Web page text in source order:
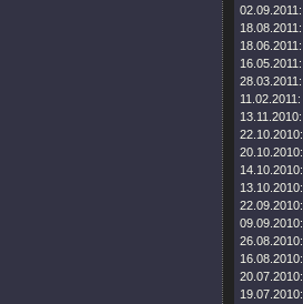
02.09.2011:
18.08.2011:
18.06.2011:
16.05.2011:
28.03.2011:
11.02.2011:
13.11.2010:
22.10.2010:
20.10.2010:
14.10.2010:
13.10.2010:
22.09.2010:
09.09.2010:
26.08.2010:
16.08.2010:
20.07.2010:
19.07.2010: